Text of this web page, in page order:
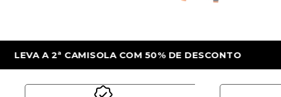
LEVA A 2ª CAMISOLA COM 50% DE